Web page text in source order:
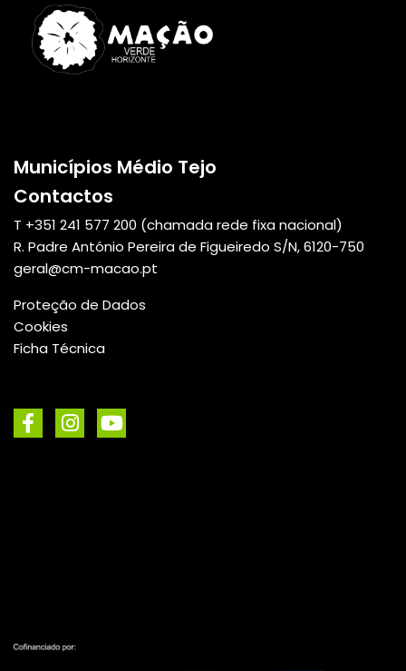
Contactos
T +351241 577 200
R. Padre António Pereira de Figueiredo S/N, 6120-750
geral@cm-macao.pt
Proteção de Dados
Cookies
Ficha Técnica